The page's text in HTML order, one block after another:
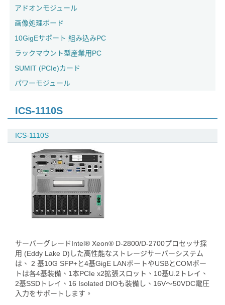
アドオンモジュール
画像処理ボード
10GigEサポート 組み込みPC
ラックマウント型産業用PC
SUMIT (PCIe)カード
パワーモジュール
ICS-1110S
ICS-1110S
サーバーグレードIntel® Xeon® D-2800/D-2700プロセッサ採
用 (Eddy Lake D)した高性能なストレージサーバーシステム
は、 2 基10G SFP+と4基GigE LANポートやUSBとCOMポー
トは各4基装備、1本PCIe x2拡張スロット、10基U.2トレイ、
2基SSDトレイ、16 Isolated DIOも装備し、16V～50VDC電圧
入力をサポートします。